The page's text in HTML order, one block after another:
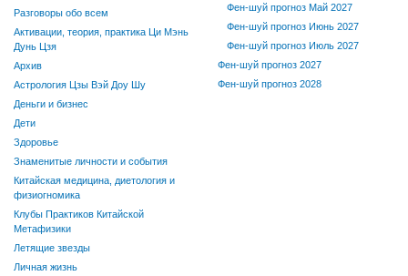
Разговоры обо всем
Активации, теория, практика Ци Мэнь
Дунь Цзя
Архив
Астрология Цзы Вэй Доу Шу
Деньги и бизнес
Дети
Здоровье
Знаменитые личности и события
Китайская медицина, диетология и
физиогномика
Клубы Практиков Китайской
Метафизики
Летящие звезды
Личная жизнь
Фен-шуй прогноз Май 2027
Фен-шуй прогноз Июнь 2027
Фен-шуй прогноз Июль 2027
Фен-шуй прогноз 2027
Фен-шуй прогноз 2028